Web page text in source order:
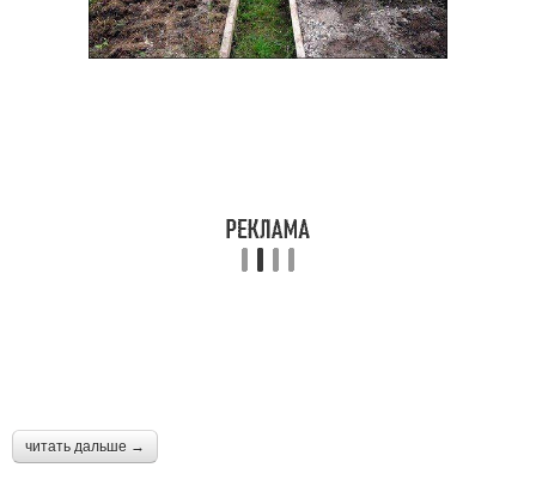
читать дальше →